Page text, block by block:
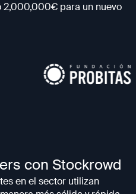
2,000,000€ para un nuevo
con Stockrowd
en el sector utilizan